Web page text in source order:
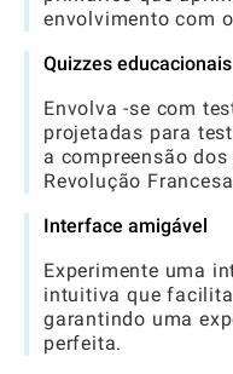
envolvimento com
Quizzes educacionais
Envolva -se com
projetadas para
a compreensão
Revolução
Interface amigável
Experimente uma
intuitiva que
garantindo uma
perfeita.